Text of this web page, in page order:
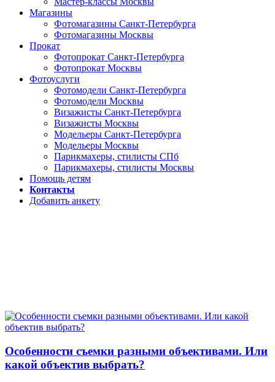
Магазины
Фотомагазины Санкт-Петербурга
Фотомагазины Москвы
Прокат
Фотопрокат Санкт-Петербурга
Фотопрокат Москвы
Фотоуслуги
Фотомодели Санкт-Петербурга
Фотомодели Москвы
Визажисты Санкт-Петербурга
Визажисты Москвы
Модельеры Санкт-Петербурга
Модельеры Москвы
Парикмахеры, стилисты СПб
Парикмахеры, стилисты Москвы
Помощь детям
Контакты
Добавить анкету
Особенности съемки разными объективами. Или
какой объектив выбрать?